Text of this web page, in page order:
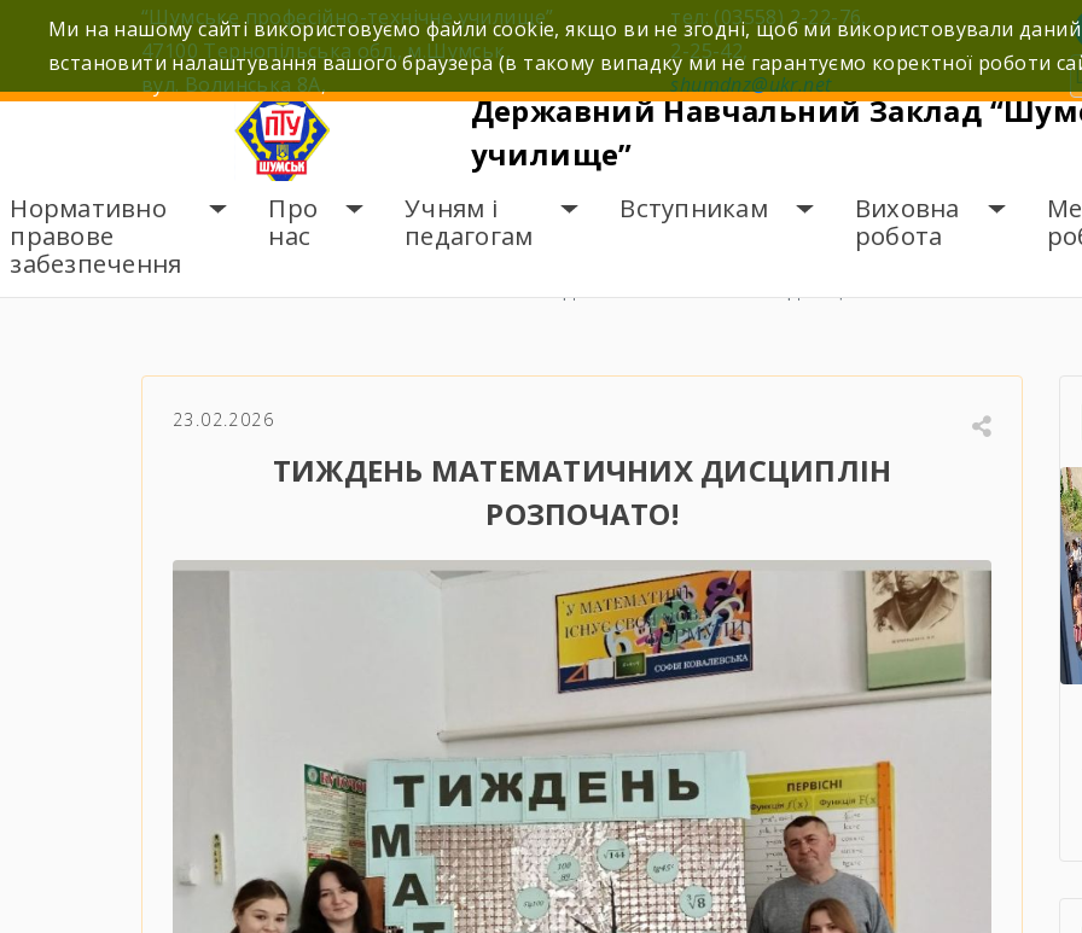
“Шумське професійно-технічне училище”
47100 Тернопільська обл., м.Шумськ,
вул. Волинська 8А,
тел: (03558) 2-22-76,
2-25-42,
shumdnz@ukr.net
Державний Навчальний Заклад
училище”
Нормативно
правове
забезпечення
Про
нас
Учням і
педагогам
Вступникам
Виховна
робота
23.02.2026
ТИЖДЕНЬ МАТЕМАТИЧНИХ ДИСЦИПЛІН
РОЗПОЧАТО!
Ми на нашому сайті використовуємо файли cookie, якщо ви не згодні, щоб ми використовували
встановити налаштування вашого браузера (в такому випадку ми не гарантуємо коректної роботи